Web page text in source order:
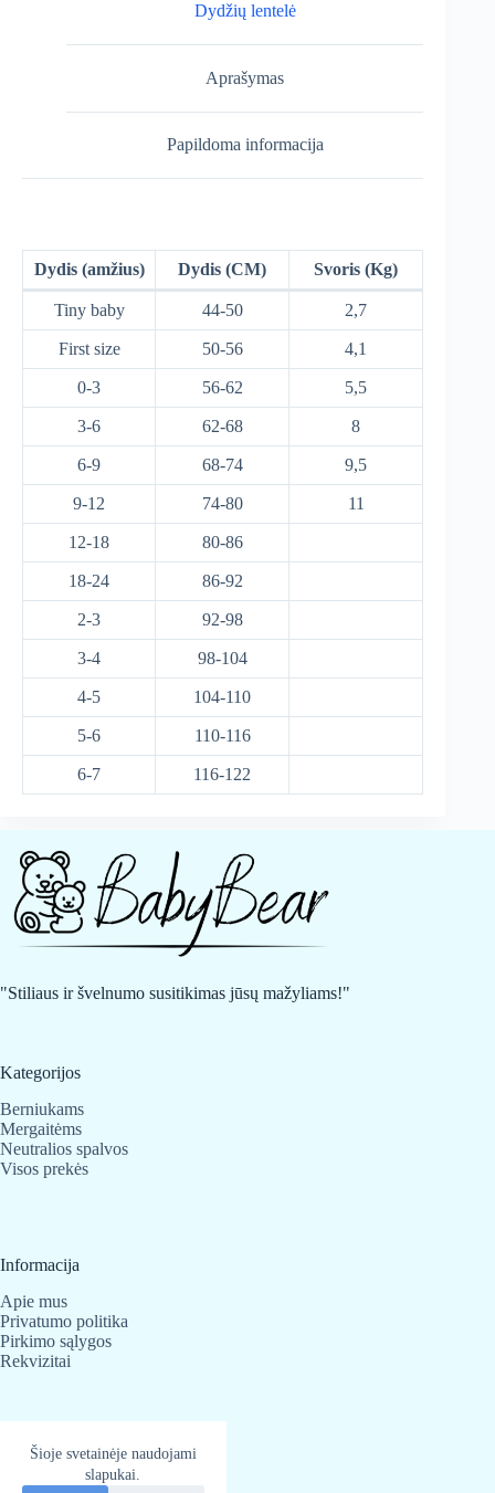
Šioje svetainėje naudojami
slapukai.
Dydžių lentelė
Aprašymas
Papildoma informacija
Dydis (amžius) Dydis (CM) Svoris (Kg)
Tiny baby 44-50 2,7
First size 50-56 4,1
0-3 56-62 5,5
3-6 62-68 8
6-9 68-74 9,5
9-12 74-80 11
12-18 80-86
18-24 86-92
2-3 92-98
3-4 98-104
4-5 104-110
5-6 110-116
6-7 116-122
"Stiliaus ir švelnumo susitikimas jūsų mažyliams!"
Kategorijos
Berniukams
Mergaitėms
Neutralios spalvos
Visos prekės
Informacija
Apie mus
Privatumo politika
Pirkimo sąlygos
Rekvizitai
Kontaktai